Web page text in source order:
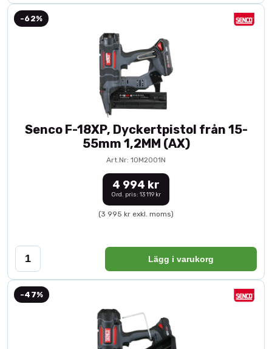
-62%
Senco F-18XP, Dyckertpistol från 15-
55mm 1,2MM (AX)
Art.Nr: 10M2001N
4 994 kr
Ord. pris: 13 119 kr
(3 995 kr exkl. moms)
Lägg i varukorg
-47%